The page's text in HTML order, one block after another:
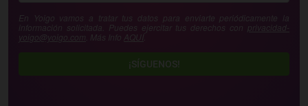
En Yoigo vamos a tratar tus datos para enviarte periódicamente la
información solicitada. Puedes ejercitar tus derechos con privacidad-
yoigo@yoigo.com . Más Info AQUÍ
¡SÍGUENOS!